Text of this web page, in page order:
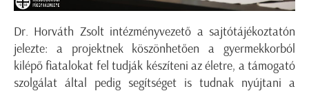
Dr. Horváth Zsolt intézményvezető a sajtótájékoztatón
jelezte: a projektnek köszönhetően a gyermekkorból
kilépő fiatalokat fel tudják készíteni az életre, a támogató
szolgálat által pedig segítséget is tudnak nyújtani a